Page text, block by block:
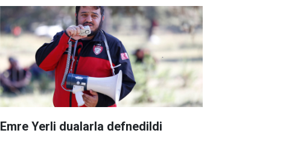
Emre Yerli dualarla defnedildi